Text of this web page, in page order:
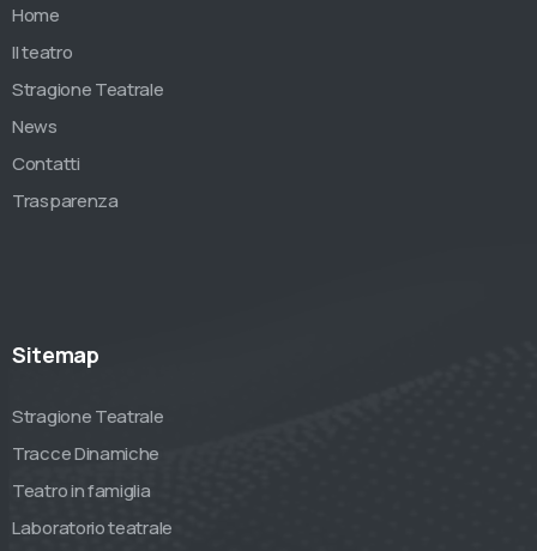
Home
Il teatro
Stragione Teatrale
News
Contatti
Trasparenza
Sitemap
Stragione Teatrale
Tracce Dinamiche
Teatro in famiglia
Laboratorio teatrale